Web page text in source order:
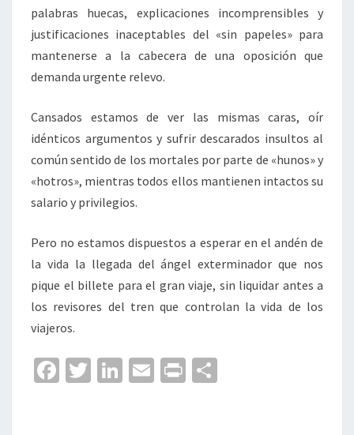
palabras huecas, explicaciones incomprensibles y
justificaciones inaceptables del «sin papeles» para
mantenerse a la cabecera de una oposición que
demanda urgente relevo.
Cansados estamos de ver las mismas caras, oír
idénticos argumentos y sufrir descarados insultos al
común sentido de los mortales por parte de «hunos» y
«hotros», mientras todos ellos mantienen intactos su
salario y privilegios.
Pero no estamos dispuestos a esperar en el andén de
la vida la llegada del ángel exterminador que nos
pique el billete para el gran viaje, sin liquidar antes a
los revisores del tren que controlan la vida de los
viajeros.
Fa T
Li
E
Pr